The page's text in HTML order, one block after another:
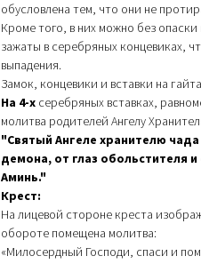
обусловлена тем, что они не
Кроме того, в них можно без
зажаты в серебряных концевиках,
выпадения.
Замок, концевики и вставки на
На 4-х серебряных вставках,
молитва родителей Ангелу
"Святый Ангеле хранителю
демона, от глаз обольстителя
Аминь."
Крест:
На лицевой стороне креста
обороте помещена молитва:
«Милосердный Господи, спаси и